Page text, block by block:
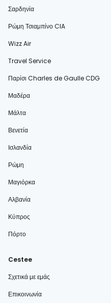
Σαρδηνία
Ρώμη Τσιαμπίνο CIA
Wizz Air
Travel Service
Παρίσι Charles de Gaulle CDG
Μαδέρα
Μάλτα
Βενετία
Ισλανδία
Ρώμη
Μαγιόρκα
Αλβανία
Κύπρος
Πόρτο
Cestee
Σχετικά με εμάς
Επικοινωνία